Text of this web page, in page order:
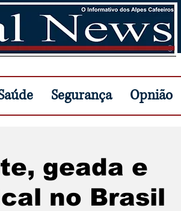
Segurança Opnião
geada e
no Brasil